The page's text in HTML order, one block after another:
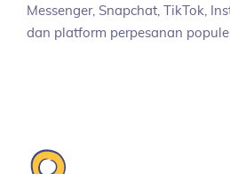
Messenger, Snapchat, TikTok,
dan platform perpesanan